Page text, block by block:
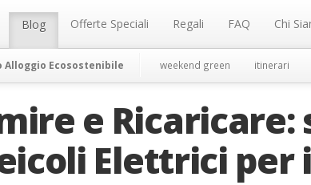
Blog Offerte Speciali Regali FAQ Chi
Alloggio Ecosostenibile weekend green itinerari
e
Elettrici per